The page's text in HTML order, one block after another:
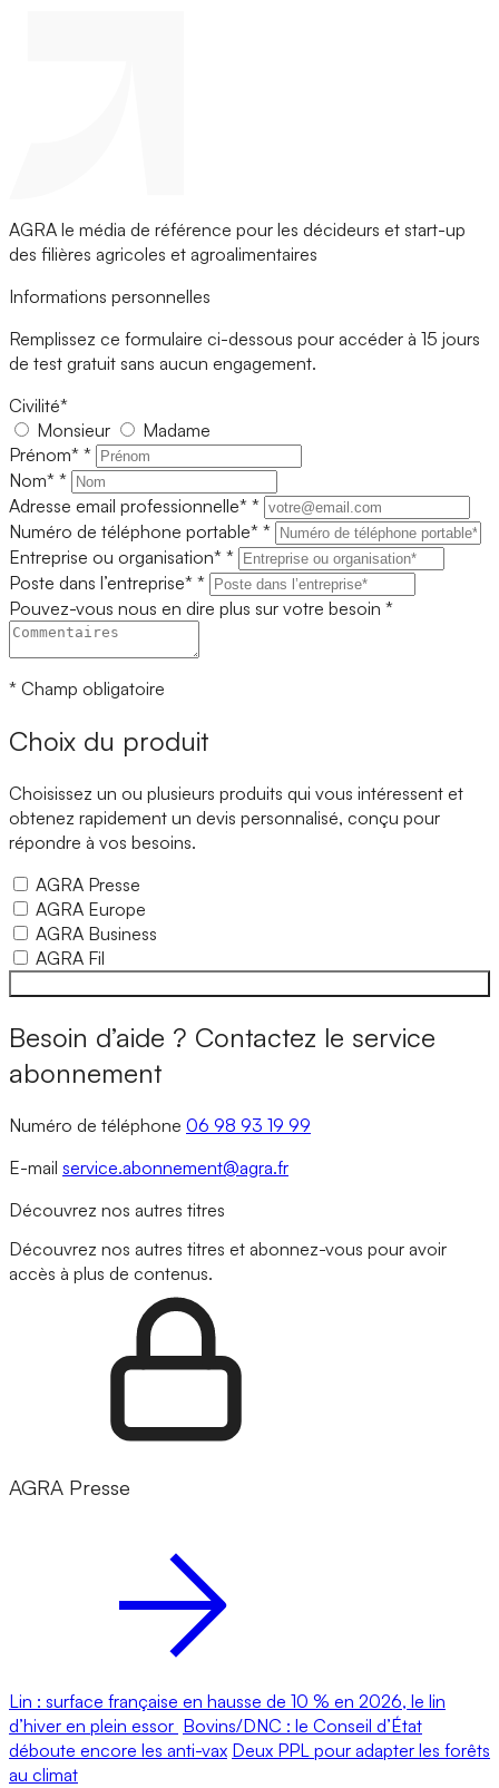
AGRA le média de référence pour les décideurs et start-up
des filières agricoles et agroalimentaires
Informations personnelles
Remplissez ce formulaire ci-dessous pour accéder à 15 jours
de test gratuit sans aucun engagement.
Civilité*
Monsieur
Madame
Prénom* *
Nom* *
Adresse email professionnelle* *
Numéro de téléphone portable* *
Entreprise ou organisation* *
Poste dans l’entreprise* *
Pouvez-vous nous en dire plus sur votre besoin *
* Champ obligatoire
Choix du produit
Choisissez un ou plusieurs produits qui vous intéressent et
obtenez rapidement un devis personnalisé, conçu pour
répondre à vos besoins.
AGRA Presse
AGRA Europe
AGRA Business
AGRA Fil
Besoin d’aide ? Contactez le service
abonnement
Numéro de téléphone 06 98 93 19 99
E-mail service.abonnement@agra.fr
Découvrez nos autres titres
Découvrez nos autres titres et abonnez-vous pour avoir
accès à plus de contenus.
AGRA Presse
Lin : surface française en hausse de 10 % en 2026, le lin
d’hiver en plein essor Bovins/DNC : le Conseil d’État
déboute encore les anti-vax Deux PPL pour adapter les forêts
au climat